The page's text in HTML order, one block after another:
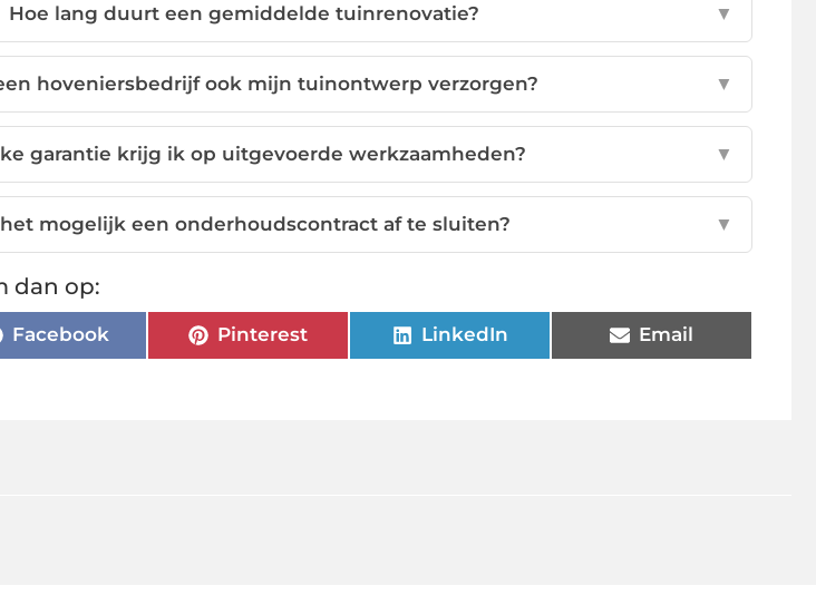
Hoe lang duurt een gemiddelde tuinrenovatie? ▼
hoveniersbedrijf ook mijn tuinontwerp verzorgen? ▼
garantie krijg ik op uitgevoerde werkzaamheden? ▼
mogelijk een onderhoudscontract af te sluiten? ▼
dan op:
Facebook Pinterest LinkedIn Email